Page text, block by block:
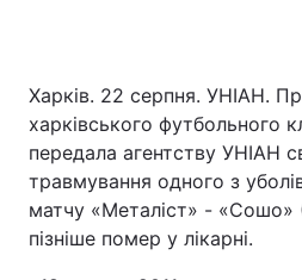
Харків. 22 серпня. УНІАН.
харківського футбольного
передала агентству УНІАН
травмування одного з
матчу «Металіст» - «Сошо»
пізніше помер у лікарні.